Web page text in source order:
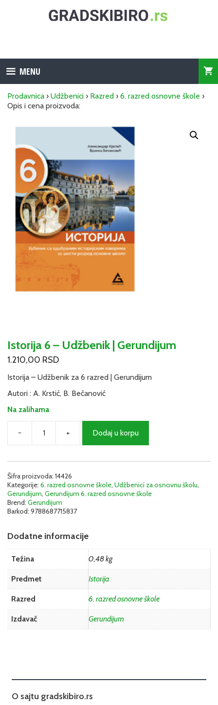
MENU
Prodavnica › Udžbenici › Razred › 6. razred osnovne škole ›
Opis i cena proizvoda:
Istorija 6 – Udžbenik | Gerundijum
1.210,00 RSD
Istorija – Udžbenik za 6 razred | Gerundijum
Autori : A. Krstić, B. Bečanović
Na zalihama
-
Istorija
6
Gerundijum
količina
+ Dodaj u korpu
Šifra proizvoda: 14426
Kategorije: 6. razred osnovne škole, Udžbenici za osnovnu školu,
Gerundijum, Gerundijum 6. razred osnovne škole
Brend: Gerundijum
Barkod: 9788687715837
Dodatne informacije
Težina 0,48 kg
Predmet Istorija
Razred 6. razred osnovne škole
Izdavač Gerundijum
O sajtu gradskibiro.rs